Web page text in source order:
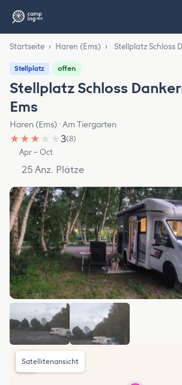
Startseite › Haren (Ems) › Stellplatz Schloss
Stellplatz offen
Stellplatz Schloss
Ems
Haren (Ems) · Am Tiergarten
★ ★ ★ ★ ★3(8)
Apr – Oct
25 Anz. Plätze
Satellitenansicht